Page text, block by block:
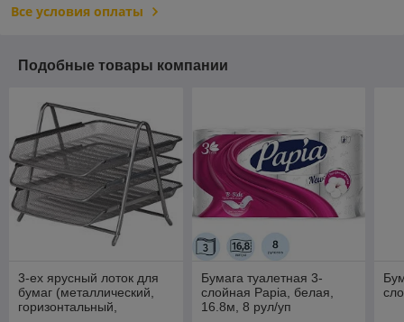
Все условия оплаты
Подобные товары компании
3-ех ярусный лоток для
бумаг (металлический,
горизонтальный,
Бумага туалетная 3-
слойная Papia, белая,
16.8м, 8 рул/уп